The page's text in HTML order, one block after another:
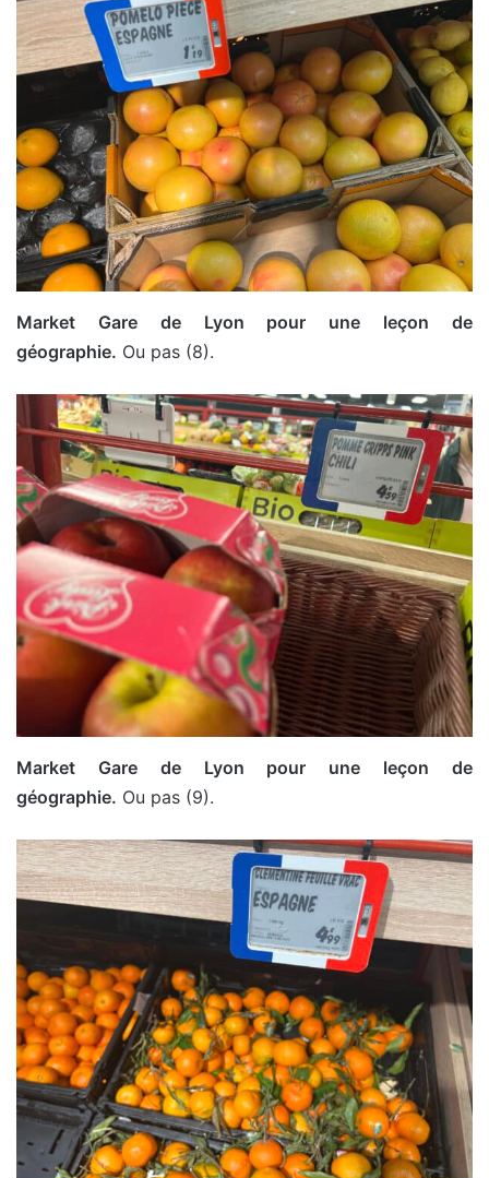
Market Gare de Lyon pour une leçon de
géographie. Ou pas (8).
Market Gare de Lyon pour une leçon de
géographie. Ou pas (9).